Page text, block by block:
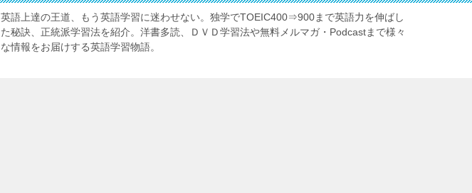
英語上達の王道、もう英語学習に迷わせない。独学でTOEIC400⇒900まで英語力を伸ばし
た秘訣、正統派学習法を紹介。洋書多読、ＤＶＤ学習法や無料メルマガ・Podcastまで様々
な情報をお届けする英語学習物語。